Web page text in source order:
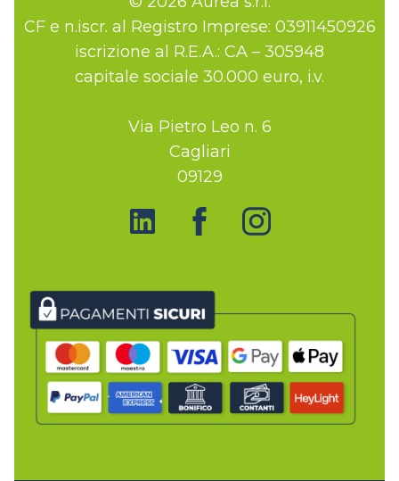
CF e n.iscr. al Registro Imprese: 03911450926
iscrizione al R.E.A.: CA – 305948
capitale sociale 30.000 euro, i.v.
Via Pietro Leo n. 6
Cagliari
09129